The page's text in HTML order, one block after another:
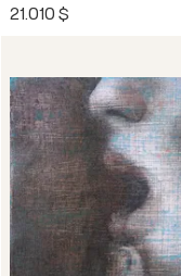
21.010 $